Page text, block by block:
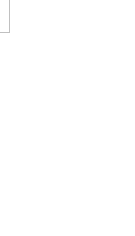
области на сайте